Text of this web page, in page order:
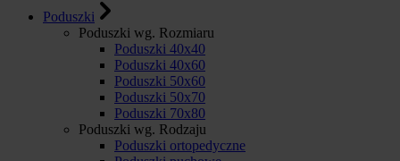
Poduszki
Poduszki wg. Rozmiaru
Poduszki 40x40
Poduszki 40x60
Poduszki 50x60
Poduszki 50x70
Poduszki 70x80
Poduszki wg. Rodzaju
Poduszki ortopedyczne